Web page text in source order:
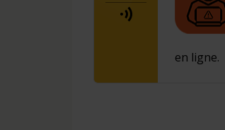
en ligne.